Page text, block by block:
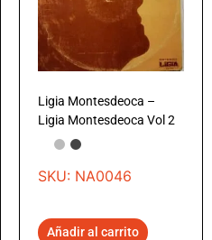
Ligia Montesdeoca –
Ligia Montesdeoca Vol 2
SKU: NA0046
Añadir al carrito